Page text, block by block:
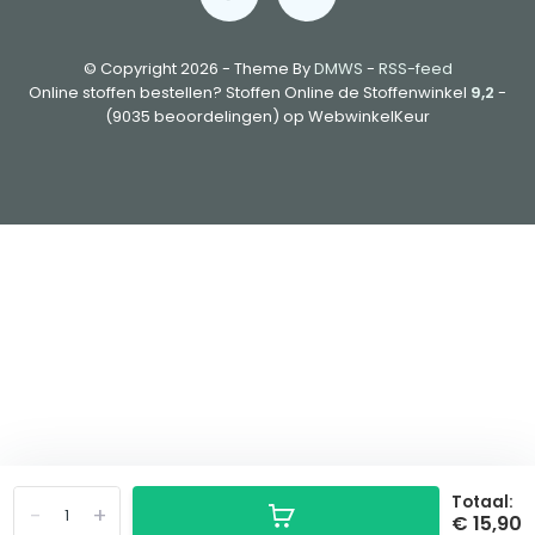
+
- Totaal:
€ 15,90
© Copyright 2026 - Theme ByDMWS - RSS-feed
Online stoffen bestellen? Stoffen Online de Stoffenwinkel 9,2 -
(9035 beoordelingen) op WebwinkelKeur